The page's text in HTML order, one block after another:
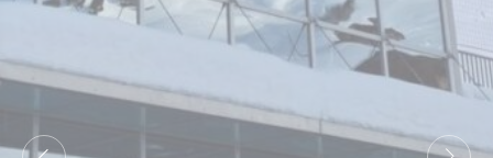
_deCookiesConsentDeleteKey
D-edge
Consent
Remember user's
consent on Cookies
and consent
Identifier.
_deCountryResp
D-edge
Cookie
consent on Cookies
and consent